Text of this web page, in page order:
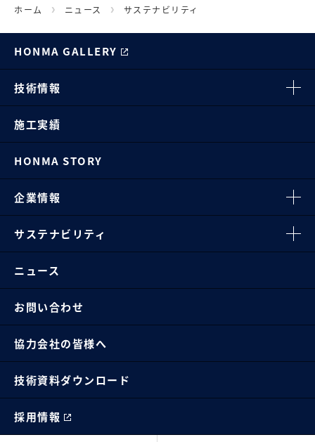
ホーム ニュース サステナビリティ
HONMA GALLERY
技術情報
施工実績
HONMA STORY
企業情報
サステナビリティ
ニュース
お問い合わせ
協力会社の皆様へ
技術資料ダウンロード
採用情報